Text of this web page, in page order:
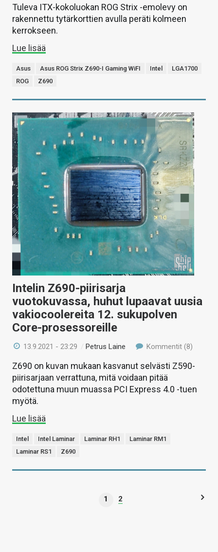
Tuleva ITX-kokoluokan ROG Strix -emolevy on
rakennettu tytärkorttien avulla peräti kolmeen
kerrokseen.
Lue lisää
Asus Asus ROG Strix Z690-I Gaming WiFI Intel
LGA1700
ROG
Z690
Intelin Z690-piirisarja
vuotokuvassa, huhut lupaavat uusia
vakiocoolereita 12. sukupolven
Core-prosessoreille
13.9.2021 - 23:29 /Petrus Laine Kommentit (8)
Z690 on kuvan mukaan kasvanut selvästi Z590-
piirisarjaan verrattuna, mitä voidaan pitää
odotettuna muun muassa PCI Express 4.0 -tuen
myötä.
Lue lisää
Intel Intel Laminar Laminar RH1
Laminar RM1
Laminar RS1
Z690
1 2